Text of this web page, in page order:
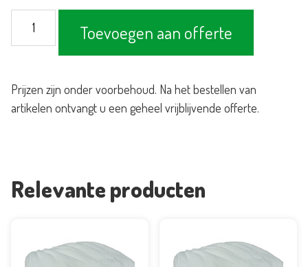
125x85cm
Toevoegen aan offerte
Prijzen zijn onder voorbehoud. Na het bestellen van
artikelen ontvangt u een geheel vrijblijvende offerte.
Relevante producten